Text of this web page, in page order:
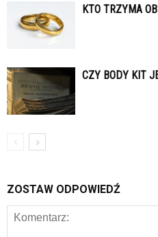
KTO TRZYMA
CZY BODY KIT
ZOSTAW ODPOWIEDŹ